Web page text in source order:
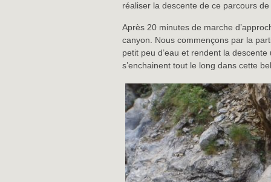
réaliser la descente de ce parcours
Après 20 minutes de marche
canyon. Nous commençons par la
petit peu d’eau et rendent la
s’enchainent tout le long dans cette